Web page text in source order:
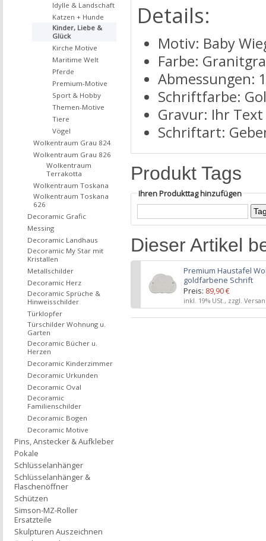
Details:
Motiv: Baby
Farbe:
Abmessungen:
Schriftfarbe:
Gravur: Ihr
Schriftart:
Produkt Tags
Ihren Produkttag hinzufügen
Dieser Artikel
Premium Haustafel
goldfarbene Schrift
Preis: 89,90 €
inkl. 19% USt., zzgl.
Idylle & Landschaft
Katzen + Hunde
Kinder, Liebe &
Glück
Kirche Motive
Maritime Welt
Pferde
Premium-Motive
Sport & Hobby
Themen-Motive
Tiere
Vögel
Wolkentraum Grau 824
Wolkentraum Grau 826
Wolkentraum
Terrakotta
Wolkentraum Toskana
Wolkentraum Toskana
626
Decoramic Grafic
Messing
Decoramic Landhaus
Decoramic My Star mit
Kristallen
Metallschilder
Decoramic Herz
Decoramic Sprüche &
Hinweisschilder
Türklopfer
Türschilder Wohnung u.
Garten
Decoramic Bücher u.
Herzen
Decoramic Kinderzimmer
Decoramic Urkunden
Decoramic Oval
Decoramic
Familienschilder
Decoramic Bogen
Decoramic Motive
Pins, Anstecker & Aufkleber
Pokale
Schlüsselanhänger
Schlüsselanhänger &
Flaschenöffner
Schützen
Simson-MZ-Roller
Ersatzteile
Skulpturen Auszeichnen